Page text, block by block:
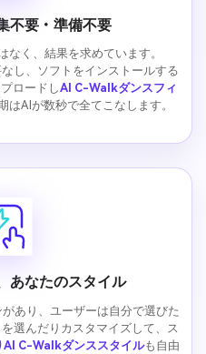
不要・準備不要
く、結果を求めています。
し、ソフトをインストールする
ロードしAI C-Walkダンスフィ
はAIが数秒で全てこなします。
あなたのスタイル
あり、ユーザーは自分で選びた
選んだりカスタマイズして、ス
AI C-Walkダンススタイルも自由